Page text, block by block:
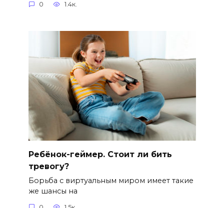
0 1.4к.
Ребёнок-геймер. Стоит ли бить
тревогу?
Борьба с виртуальным миром имеет такие
же шансы на